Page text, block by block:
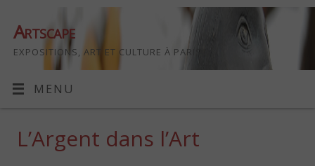
Artscape
EXPOSITIONS, ART ET CULTURE À PARIS
MENU
L’Argent dans l’Art